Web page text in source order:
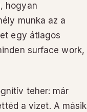
hogyan
munka az a
egy átlagos
surface work,
teher: már
a vizet. A másik